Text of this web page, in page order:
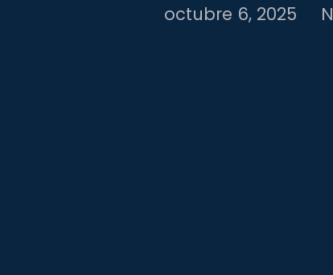
octubre 6, 2025